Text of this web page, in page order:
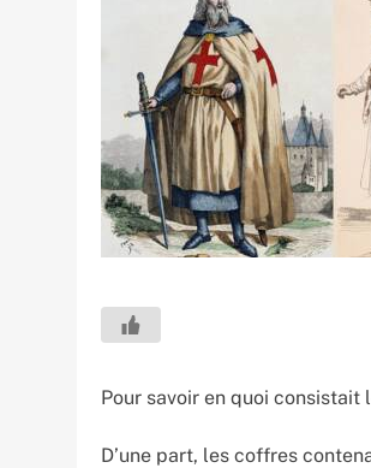
Pour savoir en quoi
D’une part, les coffres